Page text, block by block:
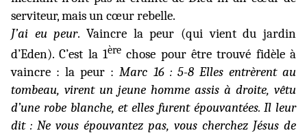
serviteur, mais un cœur rebelle.
J’ai eu peur. Vaincre la peur (qui vient du jardin
d’Eden). C’est la 1ère chose pour être trouvé fidèle à
vaincre : la peur :Marc 16 : 5-8 Elles entrèrent au
tombeau, virent un jeune homme assis à droite, vêtu
d’une robe blanche, et elles furent épouvantées. Il leur
dit : Ne vous épouvantez pas, vous cherchez Jésus de